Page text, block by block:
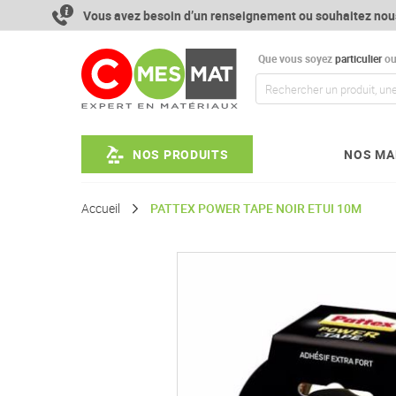
contenu
Vous avez besoin d’un renseignement ou souhaitez
Que vous soyezparticulierou
NOS PRODUITS NOS
Accueil PATTEX POWER TAPE NOIR ETUI 10M